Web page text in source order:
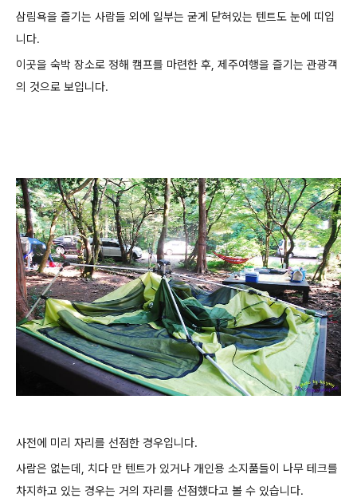
삼림욕을 즐기는 사람들 외에 일부는 굳게 닫혀있는 텐트도 눈에 띠입
니다.
이곳을 숙박 장소로 정해 캠프를 마련한 후, 제주여행을 즐기는 관광객
의 것으로 보입니다.
사전에 미리 자리를 선점한 경우입니다.
사람은 없는데, 치다 만 텐트가 있거나 개인용 소지품들이 나무 테크를
차지하고 있는 경우는 거의 자리를 선점했다고 볼 수 있습니다.